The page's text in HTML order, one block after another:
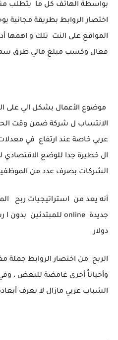
بواسطة الهاتف كل ما يتطلب
اختصار الروابط بطريقة مجانية
المواقع على النت تلك و اهمها
فعال وكسب مبلغ مالي طرق
موضوع الأعمال بشكل الي على
الانتساب ل شركة ضمن وقت الحر
عربي خاصة عند ارتفاع في
ال خطيرة جدا للوضع
الشركات بصرف عدد من
أنه يعد من استراتيجيات ربح
جديدة online للمبتدئين بدون
دولار
الربح من اختصار الروابط جملة
وأحياناً أخرى غامضة للبعض ،
الشباب عربي مازال لا يعرف